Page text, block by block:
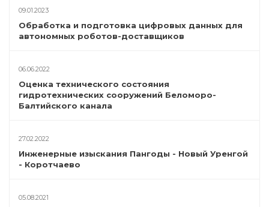
09.01.2023
Обработка и подготовка цифровых данных для
автономных роботов-доставщиков
06.06.2022
Оценка технического состояния
гидротехнических сооружений Беломоро-
Балтийского канала
27.02.2022
Инженерные изыскания Пангоды - Новый Уренгой
- Коротчаево
05.08.2021